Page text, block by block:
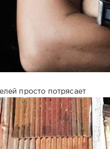
просто потрясает